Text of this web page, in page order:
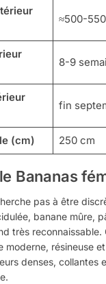
≈500-
8-9
fin
(cm) 250 cm
Bananas
pas à être
banane mûre,
très reconnaissable.
moderne, résineuse
denses, collantes